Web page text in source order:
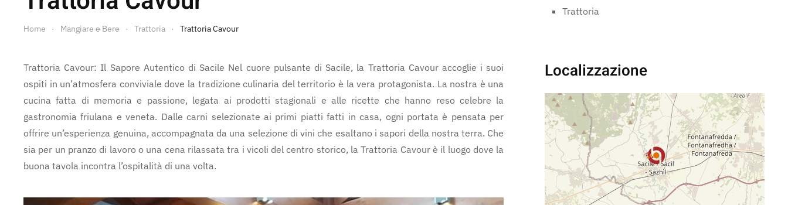
Home Mangiare e Bere Trattoria Trattoria Cavour
Trattoria Cavour: Il Sapore Autentico di Sacile Nel cuore pulsante di Sacile, la Trattoria Cavour accoglie i suoi
ospiti in un’atmosfera conviviale dove la tradizione culinaria del territorio è la vera protagonista. La nostra è una
cucina fatta di memoria e passione, legata ai prodotti stagionali e alle ricette che hanno reso celebre la
gastronomia friulana e veneta. Dalle carni selezionate ai primi piatti fatti in casa, ogni portata è pensata per
offrire un’esperienza genuina, accompagnata da una selezione di vini che esaltano i sapori della nostra terra. Che
sia per un pranzo di lavoro o una cena rilassata tra i vicoli del centro storico, la Trattoria Cavour è il luogo dove la
buona tavola incontra l’ospitalità di una volta.
Trattoria
Localizzazione